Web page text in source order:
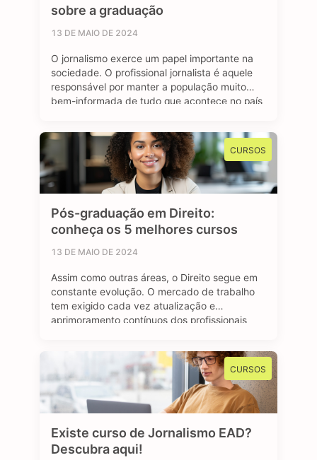
sobre a graduação
13 DE MAIO DE 2024
O jornalismo exerce um papel importante na
sociedade. O profissional jornalista é aquele
responsável por manter a população muito
bem-informada de tudo que acontece no país
Através de diferentes plataformas, como
revistas, jornais, rádio e a internet, o jornalista
consegue atuar …
CURSOS
Pós-graduação em Direito:
conheça os 5 melhores cursos
13 DE MAIO DE 2024
Assim como outras áreas, o Direito segue em
constante evolução. O mercado de trabalho
tem exigido cada vez atualização e
aprimoramento contínuos dos profissionais
emprego no setor jurídico. A pós-graduação
em Direito se destaca como um viés
importante e diferencial estratégico para
aqueles que desejam se sobressair diante …
CURSOS
Existe curso de Jornalismo EAD?
Descubra aqui!